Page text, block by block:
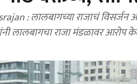
: लालबागच्या राजाचं विसर्जन
लालबागचा राजा मंडळावर आरोप